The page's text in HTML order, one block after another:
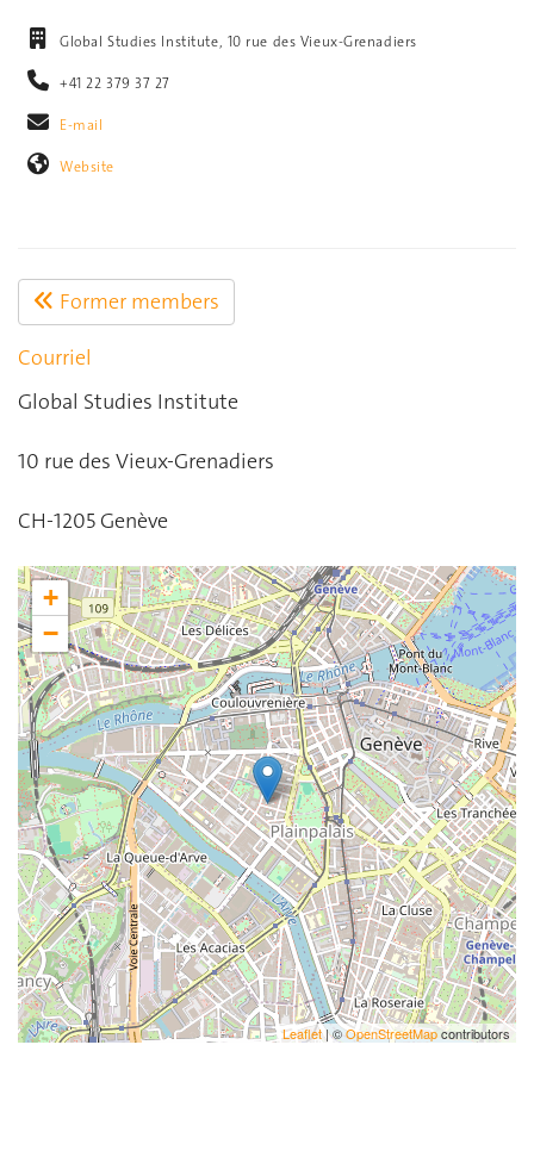
Global Studies Institute, 10 rue des Vieux-Grenadiers
+41 22 379 37 27
E-mail
Website
Former members
Courriel
Global Studies Institute
10 rue des Vieux-Grenadiers
CH-1205 Genève
+
−
Leaflet| ©OpenStreetMapcontributors